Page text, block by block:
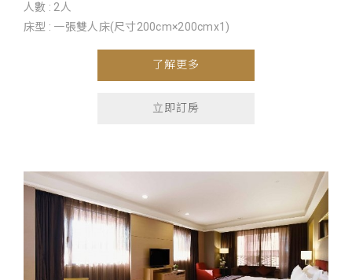
人數 : 2人
床型 : 一張雙人床(尺寸200cm×200cmx1)
了解更多
立即訂房